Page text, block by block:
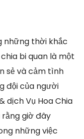
những thời khắc
bi quan là một
sẻ và cảm tình
đội của người
dịch Vụ Hoa Chia
rằng giờ đây
những việc